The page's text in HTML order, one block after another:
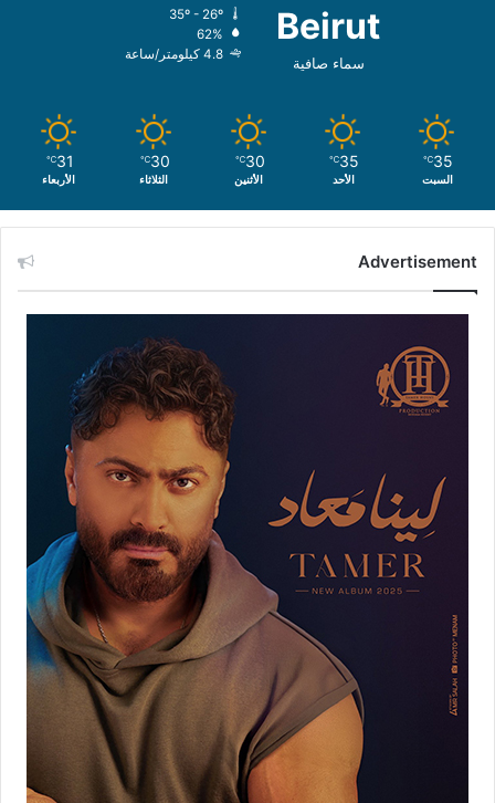
Beirut
سماء صافية
62%
4.8 كيلومتر/ساعة
35
℃
السبت
35
℃
الأحد
30
℃
الأثنين
30
℃
الثلاثاء
31
℃
الأربعاء
Advertisement